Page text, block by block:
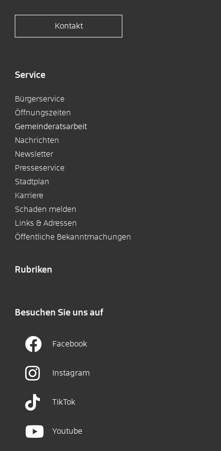
Kontakt
Service
Bürgerservice
Öffnungszeiten
Gemeinderatsarbeit
Nachrichten
Newsletter
Presseservice
Stadtplan
Karriere
Schaden melden
Links & Adressen
Öffentliche Bekanntmachungen
Rubriken
Besuchen Sie uns auf
Facebook
Instagram
TikTok
Youtube